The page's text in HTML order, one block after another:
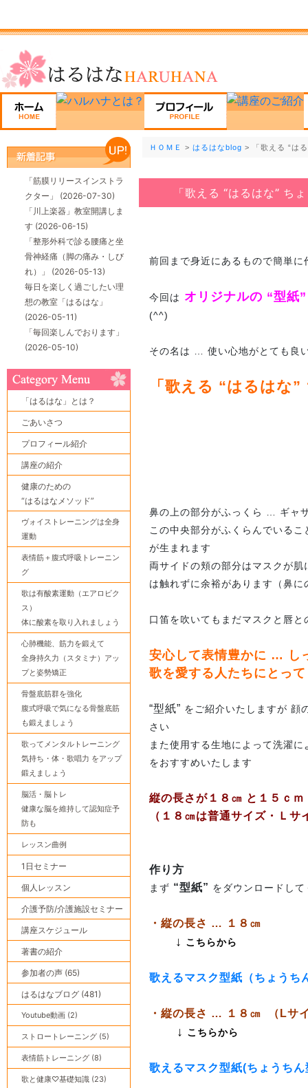
ＨＯＭＥ > はるはなblog > 「歌える “は
「歌える “はるはな”
前回まで身近にあるもので簡単に
今回は オリジナルの “型紙
(^^)
その名は … 使い心地がとても良
「歌える “はるはな
鼻の上の部分がふっくら … ギャ
この中央部分がふくらんでいるこ
が生まれます
両サイドの頬の部分はマスクが
は触れずに余裕があります（鼻
口笛を吹いてもまだマスクと唇
安心して表情豊かに … し
歌を愛する人たちにとっ
“型紙” をご紹介いたしますが 顔
さい
また使用する生地によって洗濯
をおすすめいたします
縦の長さが１８㎝ と１５ｃ
（１８㎝は普通サイズ・Ｌ
作り方
まず “型紙” をダウンロードして
・縦の長さ … １８㎝
↓ こちらから
歌えるマスク型紙（ちょうち
・縦の長さ … １８㎝ （Lサ
↓ こちらから
歌えるマスク型紙(ちょうち
「筋膜リリースインストラ
クター」 (2026-07-30)
「川上楽器」教室開講しま
す (2026-06-15)
「整形外科で診る腰痛と坐
骨神経痛（脚の痛み・しび
れ）」 (2026-05-13)
毎日を楽しく過ごしたい理
想の教室「はるはな」
(2026-05-11)
「毎回楽しんでおります」
(2026-05-10)
「はるはな」とは？
ごあいさつ
プロフィール紹介
講座の紹介
健康のための
“はるはなメソッド”
ヴォイストレーニングは全身
運動
表情筋＋腹式呼吸トレーニン
グ
歌は有酸素運動（エアロビク
ス）
体に酸素を取り入れましょう
心肺機能、筋力を鍛えて
全身持久力（スタミナ）アッ
プと姿勢矯正
骨盤底筋群を強化
腹式呼吸で気になる骨盤底筋
も鍛えましょう
歌ってメンタルトレーニング
気持ち・体・歌唱力 をアップ
鍛えましょう
脳活・脳トレ
健康な脳を維持して認知症予
防も
レッスン曲例
1日セミナー
個人レッスン
介護予防/介護施設セミナー
講座スケジュール
著書の紹介
参加者の声 (65)
はるはなブログ (481)
Youtube動画 (2)
ストロートレーニング (5)
表情筋トレーニング (8)
歌と健康♡基礎知識 (23)